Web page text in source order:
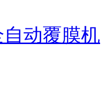
动覆膜机